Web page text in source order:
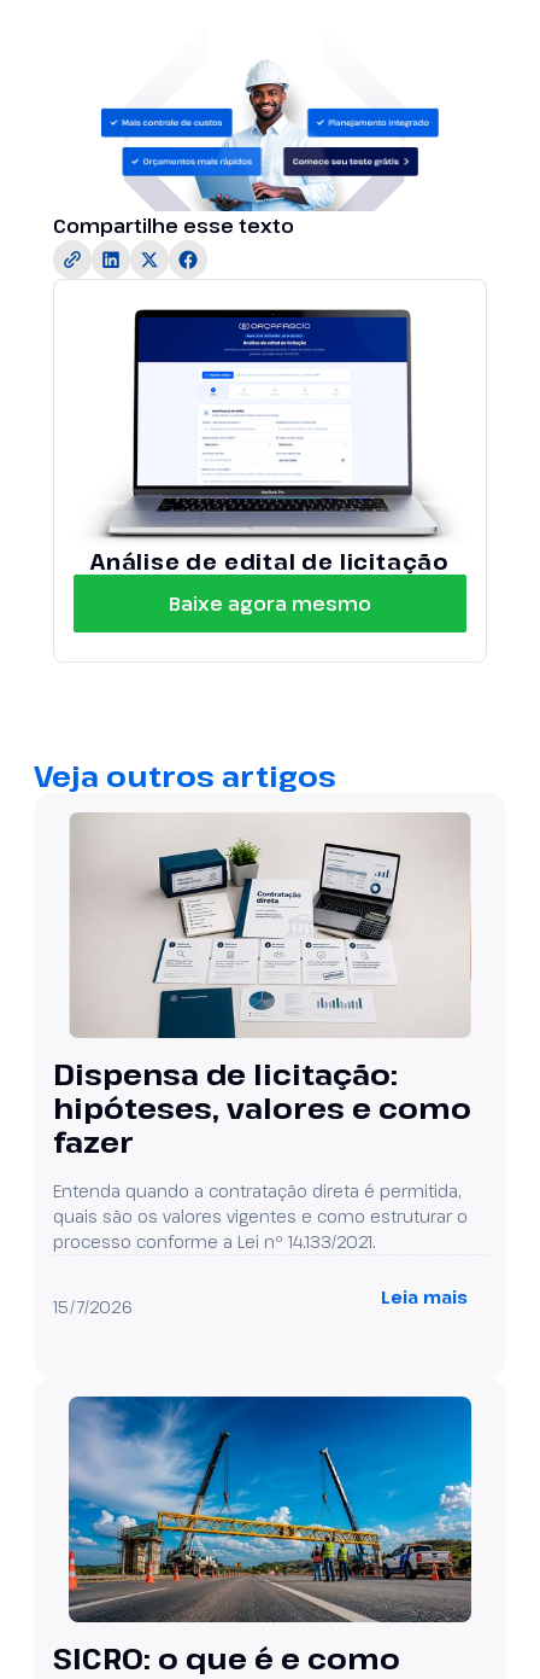
Compartilhe esse texto
Análise de edital de licitação
Baixe agora mesmo
Veja outros artigos
Dispensa de licitação:
hipóteses, valores e como
fazer
Entenda quando a contratação direta é permitida,
quais são os valores vigentes e como estruturar o
processo conforme a Lei nº 14.133/2021.
15/7/2026 Leia mais
SICRO: o que é e como